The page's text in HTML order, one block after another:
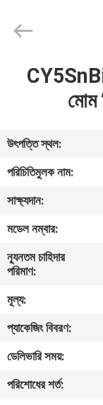
ভিডিও
আমাদের
সম্পর্কে
ভ্রমণ
মান
নিয়ন্ত্রণ
Forging
Reserved.
মোম
উৎপত্তি স্থল:
পরিচিতিমুলক নাম:
সাক্ষ্যদান:
মডেল নম্বার:
ন্যূনতম চাহিদার
পরিমাণ:
মূল্য:
প্যাকেজিং বিবরণ:
ডেলিভারি সময়:
পরিশোধের শর্ত: